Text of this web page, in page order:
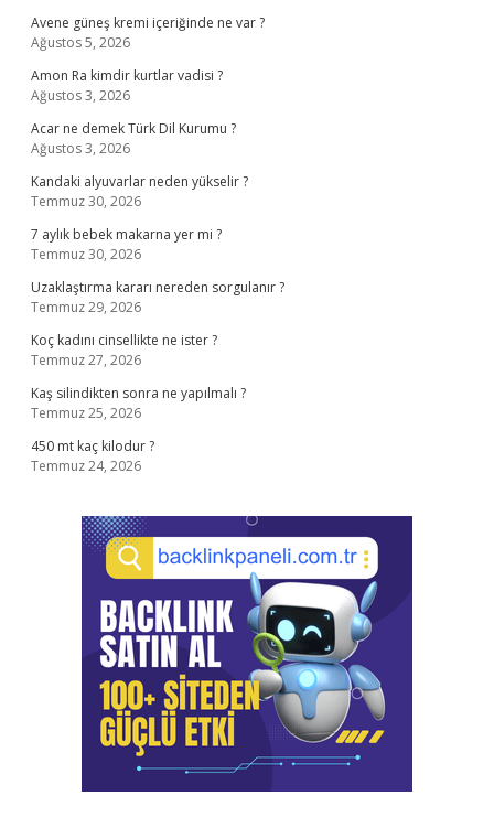
Avene güneş kremi içeriğinde ne var ?
Ağustos 5, 2026
Amon Ra kimdir kurtlar vadisi ?
Ağustos 3, 2026
Acar ne demek Türk Dil Kurumu ?
Ağustos 3, 2026
Kandaki alyuvarlar neden yükselir ?
Temmuz 30, 2026
7 aylık bebek makarna yer mi ?
Temmuz 30, 2026
Uzaklaştırma kararı nereden sorgulanır ?
Temmuz 29, 2026
Koç kadını cinsellikte ne ister ?
Temmuz 27, 2026
Kaş silindikten sonra ne yapılmalı ?
Temmuz 25, 2026
450 mt kaç kilodur ?
Temmuz 24, 2026